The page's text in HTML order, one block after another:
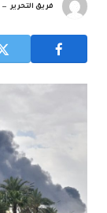
فريق التحرير